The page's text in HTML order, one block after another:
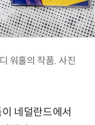
워홀의 작품. 사진
네덜란드에서